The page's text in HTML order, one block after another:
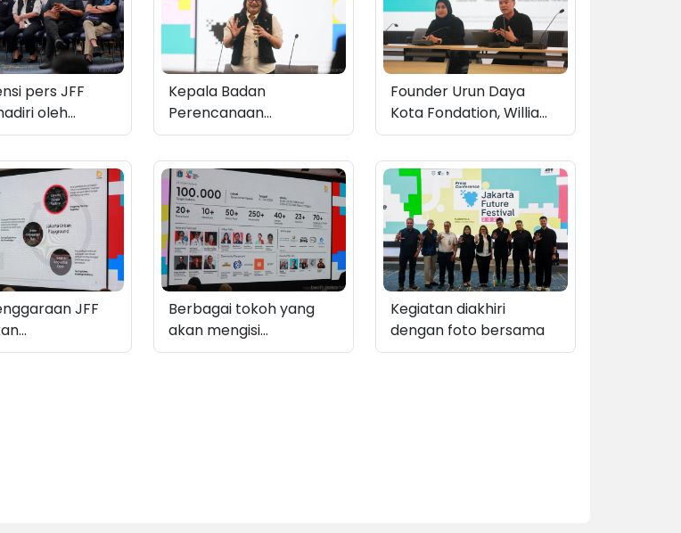
pers JFF
oleh
dan
Bappeda
tokoh
di Jakarta
Kepala Badan
Perencanaan
Pembangunan Daerah
(Bappeda) DKI Jakarta,
Atika Nur Rahmania
membuka kegiatan
Konferensi Pers JFF
2026
Founder Urun Daya
Kota Fondation, William
Reynold menjelaskan
rangkaian acara JFF
2026
JFF
ruang
Berbagai tokoh yang
akan mengisi
penyelenggaraan JFF
Kegiatan diakhiri
dengan foto bersama